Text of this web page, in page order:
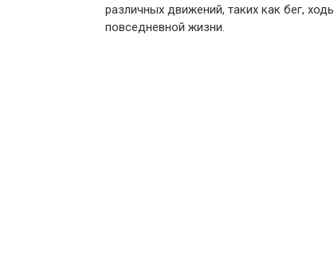
различных движений, таких как бег,
повседневной жизни.